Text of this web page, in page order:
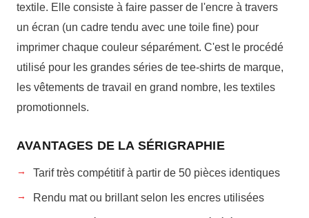
textile. Elle consiste à faire passer de l'encre à travers
un écran (un cadre tendu avec une toile fine) pour
imprimer chaque couleur séparément. C'est le procédé
utilisé pour les grandes séries de tee-shirts de marque,
les vêtements de travail en grand nombre, les textiles
promotionnels.
AVANTAGES DE LA SÉRIGRAPHIE
Tarif très compétitif à partir de 50 pièces identiques
Rendu mat ou brillant selon les encres utilisées